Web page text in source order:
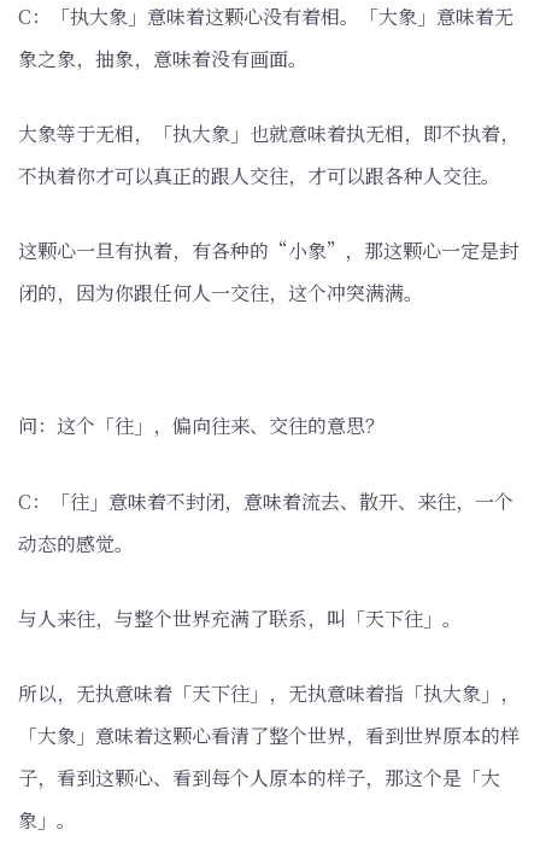
C：「执大象」意味着这颗心没有着相。「大象」意味着无
象之象，抽象，意味着没有画面。
大象等于无相，「执大象」也就意味着执无相，即不执着，
不执着你才可以真正的跟人交往，才可以跟各种人交往。
这颗心一旦有执着，有各种的“小象”，那这颗心一定是封
闭的，因为你跟任何人一交往，这个冲突满满。
问：这个「往」，偏向往来、交往的意思？
C：「往」意味着不封闭，意味着流去、散开、来往，一个
动态的感觉。
与人来往，与整个世界充满了联系，叫「天下往」。
所以，无执意味着「天下往」，无执意味着指「执大象」，
「大象」意味着这颗心看清了整个世界，看到世界原本的样
子，看到这颗心、看到每个人原本的样子，那这个是「大
象」。